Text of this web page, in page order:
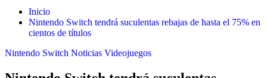
Inicio
Nintendo Switch tendrá suculentas rebajas de hasta el 75% en
cientos de títulos
Nintendo Switch Noticias Videojuegos